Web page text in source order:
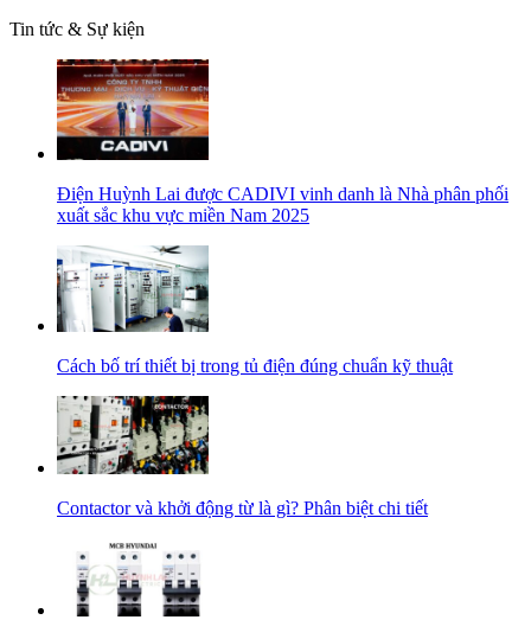
Tin tức & Sự kiện
Điện Huỳnh Lai được CADIVI vinh danh là Nhà phân phối
xuất sắc khu vực miền Nam 2025
Cách bố trí thiết bị trong tủ điện đúng chuẩn kỹ thuật
Contactor và khởi động từ là gì? Phân biệt chi tiết